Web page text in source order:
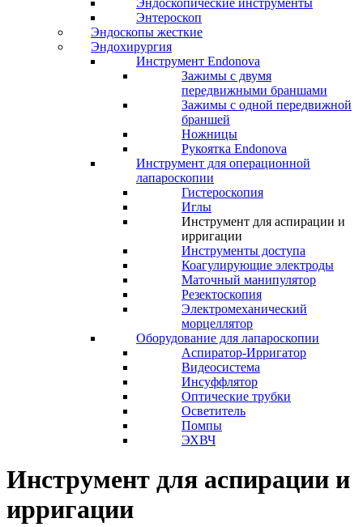
Эндоскопические инструменты
Энтероскоп
Эндоскопы жесткие
Эндохирургия
Инструмент Endonova
Зажимы с двумя
передвижными браншами
Зажимы с одной передвижной
браншей
Ножницы
Рукоятка Endonova
Инструмент для операционной
лапароскопии
Гистероскопия
Иглы
Инструмент для аспирации и
ирригации
Инструменты доступа
Коагулирующие электроды
Маточный манипулятор
Резектоскопия
Электромеханический
морцеллятор
Оборудование для лапароскопии
Аспиратор-Ирригатор
Видеосистема
Инсуффлятор
Оптические трубки
Осветитель
Помпы
ЭХВЧ
Инструмент для аспирации и
ирригации